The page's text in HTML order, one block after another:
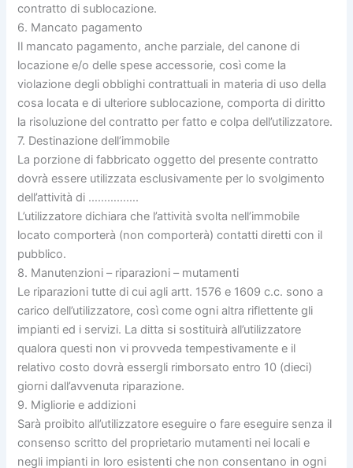
contratto di sublocazione.
6. Mancato pagamento
Il mancato pagamento, anche parziale, del canone di
locazione e/o delle spese accessorie, così come la
violazione degli obblighi contrattuali in materia di uso della
cosa locata e di ulteriore sublocazione, comporta di diritto
la risoluzione del contratto per fatto e colpa dell’utilizzatore.
7. Destinazione dell’immobile
La porzione di fabbricato oggetto del presente contratto
dovrà essere utilizzata esclusivamente per lo svolgimento
dell’attività di …………….
L’utilizzatore dichiara che l’attività svolta nell’immobile
locato comporterà (non comporterà) contatti diretti con il
pubblico.
8. Manutenzioni – riparazioni – mutamenti
Le riparazioni tutte di cui agli artt. 1576 e 1609 c.c. sono a
carico dell’utilizzatore, così come ogni altra riflettente gli
impianti ed i servizi. La ditta si sostituirà all’utilizzatore
qualora questi non vi provveda tempestivamente e il
relativo costo dovrà essergli rimborsato entro 10 (dieci)
giorni dall’avvenuta riparazione.
9. Migliorie e addizioni
Sarà proibito all’utilizzatore eseguire o fare eseguire senza il
consenso scritto del proprietario mutamenti nei locali e
negli impianti in loro esistenti che non consentano in ogni